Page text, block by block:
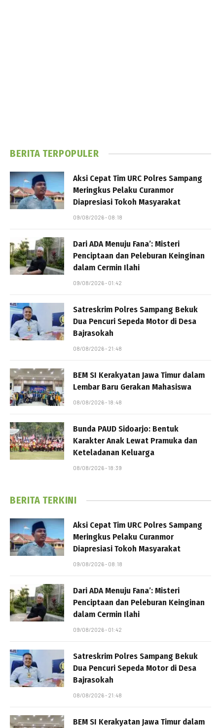
BERITA TERPOPULER
Aksi Cepat Tim URC Polres Sampang
Meringkus Pelaku Curanmor
Diapresiasi Tokoh Masyarakat
09/08/2026 - 08:18
Dari ADA Menuju Fana’: Misteri
Penciptaan dan Peleburan Keinginan
dalam Cermin Ilahi
09/08/2026 - 01:42
Satreskrim Polres Sampang Bekuk
Dua Pencuri Sepeda Motor di Desa
Bajrasokah
08/08/2026 - 21:48
BEM SI Kerakyatan Jawa Timur dalam
Lembar Baru Gerakan Mahasiswa
08/08/2026 - 18:48
Bunda PAUD Sidoarjo: Bentuk
Karakter Anak Lewat Pramuka dan
Keteladanan Keluarga
08/08/2026 - 18:39
BERITA TERKINI
Aksi Cepat Tim URC Polres Sampang
Meringkus Pelaku Curanmor
Diapresiasi Tokoh Masyarakat
09/08/2026 - 08:18
Dari ADA Menuju Fana’: Misteri
Penciptaan dan Peleburan Keinginan
dalam Cermin Ilahi
09/08/2026 - 01:42
Satreskrim Polres Sampang Bekuk
Dua Pencuri Sepeda Motor di Desa
Bajrasokah
08/08/2026 - 21:48
BEM SI Kerakyatan Jawa Timur dalam